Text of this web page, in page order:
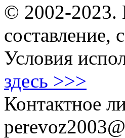
© 2002-2023.
Условия
здесь >>>
Контактное